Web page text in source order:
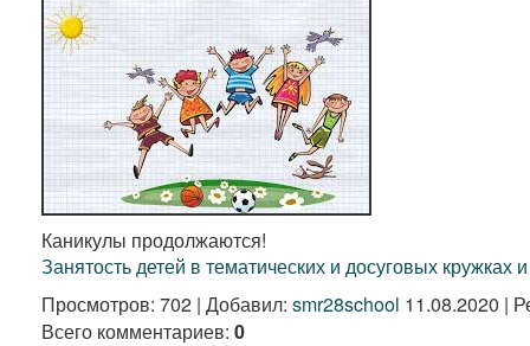
Каникулы продолжаются!
Занятость детей в тематических и досуговых кружках
Просмотров: 702 | Добавил: smr28school 11.08.2020 |
Всего комментариев: 0